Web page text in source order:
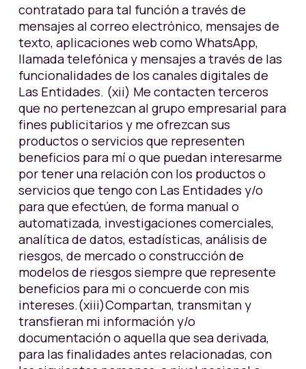
contratado para tal función a través de
mensajes al correo electrónico, mensajes de
texto, aplicaciones web como WhatsApp,
llamada telefónica y mensajes a través de las
funcionalidades de los canales digitales de
Las Entidades. (xii) Me contacten terceros
que no pertenezcan al grupo empresarial para
fines publicitarios y me ofrezcan sus
productos o servicios que representen
beneficios para mí o que puedan interesarme
por tener una relación con los productos o
servicios que tengo con Las Entidades y/o
para que efectúen, de forma manual o
automatizada, investigaciones comerciales,
analítica de datos, estadísticas, análisis de
riesgos, de mercado o construcción de
modelos de riesgos siempre que represente
beneficios para mi o concuerde con mis
intereses.(xiii)Compartan, transmitan y
transfieran mi información y/o
documentación o aquella que sea derivada,
para las finalidades antes relacionadas, con